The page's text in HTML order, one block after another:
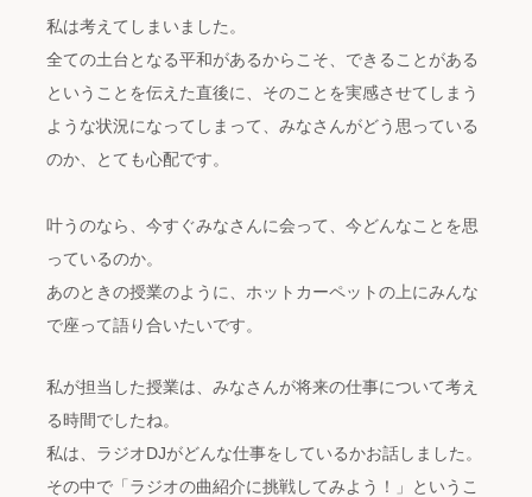
私は考えてしまいました。
全ての土台となる平和があるからこそ、できることがある
ということを伝えた直後に、そのことを実感させてしまう
ような状況になってしまって、みなさんがどう思っている
のか、とても心配です。
叶うのなら、今すぐみなさんに会って、今どんなことを思
っているのか。
あのときの授業のように、ホットカーペットの上にみんな
で座って語り合いたいです。
私が担当した授業は、みなさんが将来の仕事について考え
る時間でしたね。
私は、ラジオDJがどんな仕事をしているかお話しました。
その中で「ラジオの曲紹介に挑戦してみよう！」というこ